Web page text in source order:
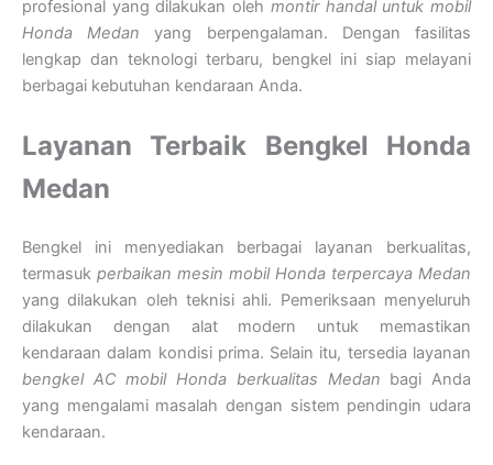
profesional yang dilakukan oleh montir handal untuk mobil
Honda Medan yang berpengalaman. Dengan fasilitas
lengkap dan teknologi terbaru, bengkel ini siap melayani
berbagai kebutuhan kendaraan Anda.
Layanan Terbaik Bengkel Honda
Medan
Bengkel ini menyediakan berbagai layanan berkualitas,
termasuk perbaikan mesin mobil Honda terpercaya Medan
yang dilakukan oleh teknisi ahli. Pemeriksaan menyeluruh
dilakukan dengan alat modern untuk memastikan
kendaraan dalam kondisi prima. Selain itu, tersedia layanan
bengkel AC mobil Honda berkualitas Medan bagi Anda
yang mengalami masalah dengan sistem pendingin udara
kendaraan.